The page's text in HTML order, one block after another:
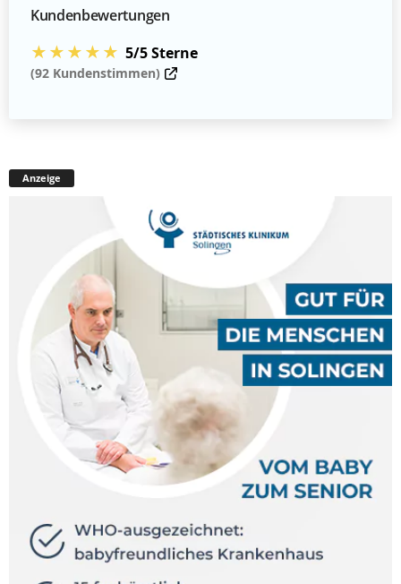
Kundenbewertungen
★★★★★ 5/5 Sterne
(92 Kundenstimmen)
Anzeige